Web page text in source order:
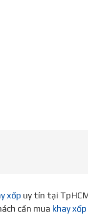
xốp uy tín tại
cần mua khay